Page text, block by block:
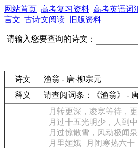
网站首页 高考复习资料 高考英语词
言文 古诗文阅读 旧版资料
请输入您要查询的诗文：
诗文
渔翁 - 唐·柳宗元
释义
请查阅词条： 《渔翁》 -
月转更深，凌寒等待，更
月过十五光明少，人到中
月过惊散雪，风动极闻泉
月里姮娥
月闭寒热六十